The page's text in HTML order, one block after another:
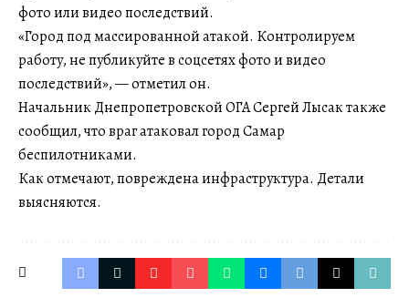
фото или видео последствий.
«Город под массированной атакой. Контролируем
работу, не публикуйте в соцсетях фото и видео
последствий», — отметил он.
Начальник Днепропетровской ОГА Сергей Лысак также
сообщил, что враг атаковал город Самар
беспилотниками.
Как отмечают, повреждена инфраструктура. Детали
выясняются.